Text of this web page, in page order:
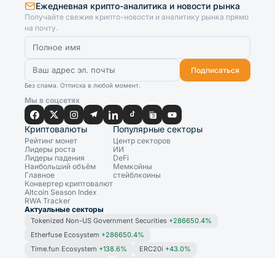
Ежедневная крипто-аналитика и новости рынка
Получайте свежие крипто-новости и аналитику рынка прямо
на почту.
Подписаться
Без спама. Отписка в любой момент.
Мы в соцсетях
Криптовалюты
Рейтинг монет
Лидеры роста
Лидеры падения
Наибольший объём
Главное
Конвертер криптовалют
Altcoin Season Index
RWA Tracker
Популярные секторы
Центр секторов
ИИ
DeFi
Мемкойны
стейблкоины
Актуальные секторы
Tokenized Non-US Government Securities +286650.4%
Etherfuse Ecosystem +286650.4%
Time.fun Ecosystem +138.6% ERC20i +43.0%